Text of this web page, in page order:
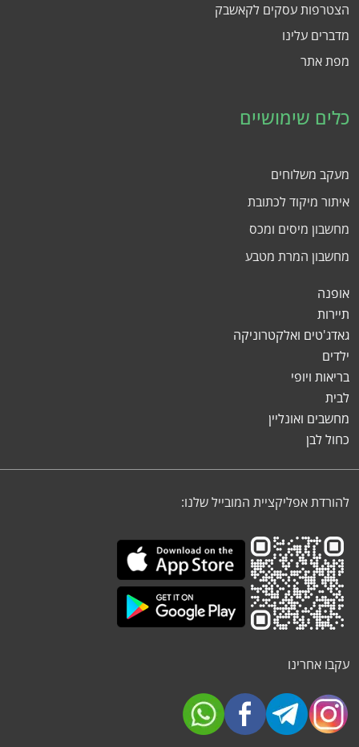
הצטרפות עסקים לקאשבק
מדברים עלינו
מפת אתר
כלים שימושיים
מעקב משלוחים
איתור מיקוד לכתובת
מחשבון מיסים ומכס
מחשבון המרת מטבע
אופנה
תיירות
גאדג'טים ואלקטרוניקה
ילדים
בריאות ויופי
לבית
מחשבים ואונליין
כחול לבן
להורדת אפליקציית המובייל שלנו:
עקבו אחרינו